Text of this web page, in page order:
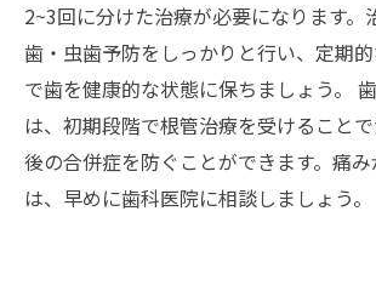
2~3回に分けた治療が必要になります。
歯・虫歯予防をしっかりと行い、定期
で歯を健康的な状態に保ちましょう。
は、初期段階で根管治療を受けること
後の合併症を防ぐことができます。痛
は、早めに歯科医院に相談しましょう。